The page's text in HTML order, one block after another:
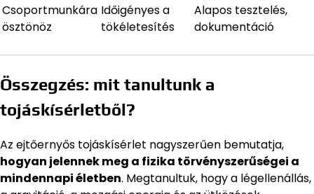
Csoportmunkára
ösztönöz
Időigényes a
tökéletesítés
Alapos tesztelés,
dokumentáció
Összegzés: mit tanultunk a
tojáskísérletből?
Az ejtőernyős tojáskísérlet nagyszerűen bemutatja,
hogyan jelennek meg a fizika törvényszerűségei a
mindennapi életben. Megtanultuk, hogy a légellenállás,